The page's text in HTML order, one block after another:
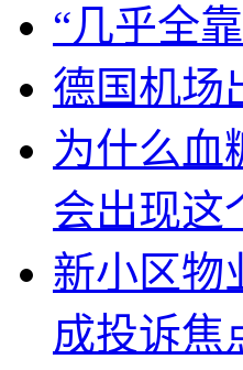
“几乎全
德国机场
为什么血
会出现这
新小区物
成投诉焦